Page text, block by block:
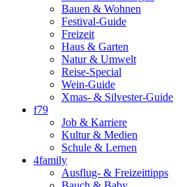
Bauen & Wohnen
Festival-Guide
Freizeit
Haus & Garten
Natur & Umwelt
Reise-Special
Wein-Guide
Xmas- & Silvester-Guide
f79
Job & Karriere
Kultur & Medien
Schule & Lernen
4family
Ausflug- & Freizeittipps